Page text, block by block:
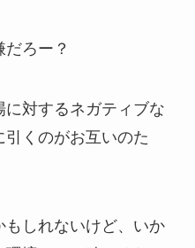
ろー？
対するネガティブな
くのがお互いのた
もしれないけど、いか